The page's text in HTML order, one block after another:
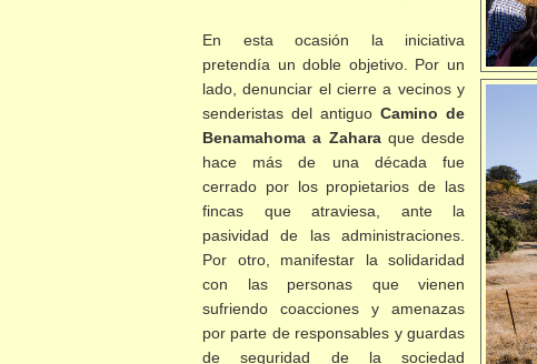
En esta ocasión la iniciativa
pretendía un doble objetivo. Por un
lado, denunciar el cierre a vecinos y
senderistas del antiguoCamino de
Benamahoma a Zaharaque desde
hace más de una década fue
cerrado por los propietarios de las
fincas que atraviesa, ante la
pasividad de las administraciones.
Por otro, manifestar la solidaridad
con las personas que vienen
sufriendo coacciones y amenazas
por parte de responsables y guardas
de seguridad de la sociedad